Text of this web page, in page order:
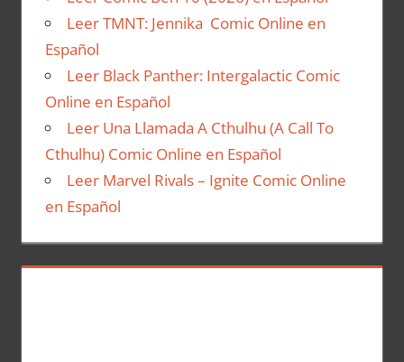
Leer TMNT: Jennika Comic Online en
Español
Leer Black Panther: Intergalactic Comic
Online en Español
Leer Una Llamada A Cthulhu (A Call To
Cthulhu) Comic Online en Español
Leer Marvel Rivals – Ignite Comic Online
en Español